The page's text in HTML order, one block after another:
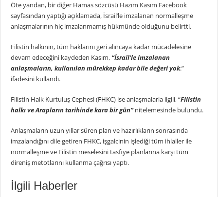
Öte yandan, bir diğer Hamas sözcüsü Hazım Kasım Facebook
sayfasından yaptığı açıklamada, İsrail’le imzalanan normalleşme
anlaşmalarının hiç imzalanmamış hükmünde olduğunu belirtti.
Filistin halkının, tüm haklarını geri alıncaya kadar mücadelesine
devam edeceğini kaydeden Kasım, “İsrail’le imzalanan
anlaşmaların, kullanılan mürekkep kadar bile değeri yok.”
ifadesini kullandı.
Filistin Halk Kurtuluş Cephesi (FHKC) ise anlaşmalarla ilgili, “Filistin
halkı ve Arapların tarihinde kara bir gün”nitelemesinde bulundu.
Anlaşmaların uzun yıllar süren plan ve hazırlıkların sonrasında
imzalandığını dile getiren FHKC, işgalcinin işlediği tüm ihlaller ile
normalleşme ve Filistin meselesini tasfiye planlarına karşı tüm
direniş metotlarını kullanma çağrısı yaptı.
İlgili Haberler